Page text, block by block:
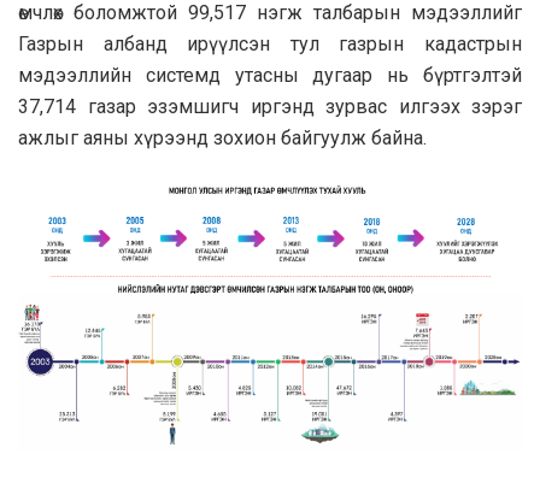
өмчлөх боломжтой 99,517 нэгж талбарын мэдээллийг
Газрын албанд ирүүлсэн тул газрын кадастрын
мэдээллийн системд утасны дугаар нь бүртгэлтэй
37,714 газар эзэмшигч иргэнд зурвас илгээх зэрэг
ажлыг аяны хүрээнд зохион байгуулж байна.